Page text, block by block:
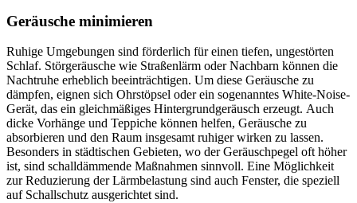
Geräusche minimieren
Ruhige Umgebungen sind förderlich für einen tiefen, ungestörten
Schlaf. Störgeräusche wie Straßenlärm oder Nachbarn können die
Nachtruhe erheblich beeinträchtigen. Um diese Geräusche zu
dämpfen, eignen sich Ohrstöpsel oder ein sogenanntes White-Noise-
Gerät, das ein gleichmäßiges Hintergrundgeräusch erzeugt. Auch
dicke Vorhänge und Teppiche können helfen, Geräusche zu
absorbieren und den Raum insgesamt ruhiger wirken zu lassen.
Besonders in städtischen Gebieten, wo der Geräuschpegel oft höher
ist, sind schalldämmende Maßnahmen sinnvoll. Eine Möglichkeit
zur Reduzierung der Lärmbelastung sind auch Fenster, die speziell
auf Schallschutz ausgerichtet sind.